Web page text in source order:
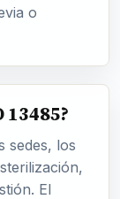
o
sedes, los
El